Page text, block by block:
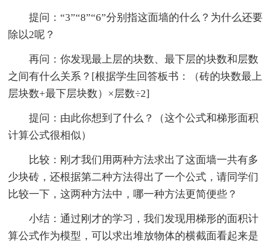
提问：“3”“8”“6”分别指这面墙的什么？为什么还要
除以2呢？
再问：你发现最上层的块数、最下层的块数和层数
之间有什么关系？[根据学生回答板书：（砖的块数最上
层块数+最下层块数）×层数÷2]
提问：由此你想到了什么？（这个公式和梯形面积
计算公式很相似）
比较：刚才我们用两种方法求出了这面墙一共有多
少块砖，还根据第二种方法得出了一个公式，请同学们
比较一下，这两种方法中，哪一种方法更简便些？
小结：通过刚才的学习，我们发现用梯形的面积计
算公式作为模型，可以求出堆放物体的横截面看起来是